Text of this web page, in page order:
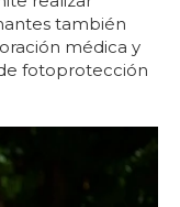
también
médica y
fotoprotección